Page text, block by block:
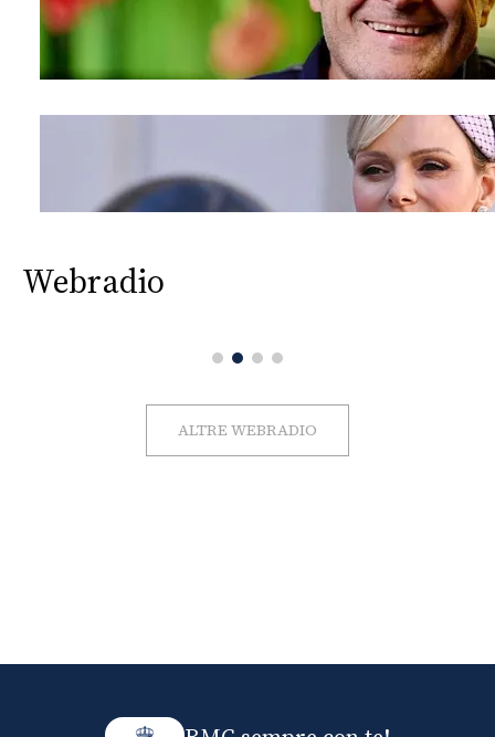
Webradio
ALTRE WEBRADIO